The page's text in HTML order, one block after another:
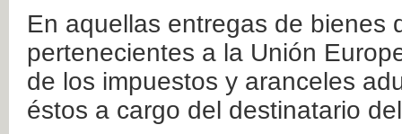
En aquellas entregas de bienes
pertenecientes a la Unión
de los impuestos y aranceles
éstos a cargo del destinatario